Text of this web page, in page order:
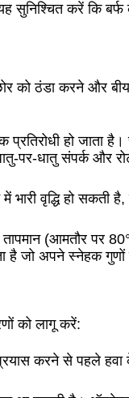
सुनिश्चित करें कि
को ठंडा करने और
हो जाता है।
धातु संपर्क और
भारी वृद्धि हो सकती
(आमतौर पर
जो अपने स्नेहक गुणों
को लागू करें:
प्रयास करने से पहले